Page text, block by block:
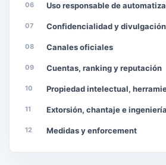
06 Uso responsable de
07 Confidencialidad y
08 Canales oficiales
09 Cuentas, ranking y reputación
10 Propiedad intelectual,
11 Extorsión, chantaje e
12 Medidas y enforcement